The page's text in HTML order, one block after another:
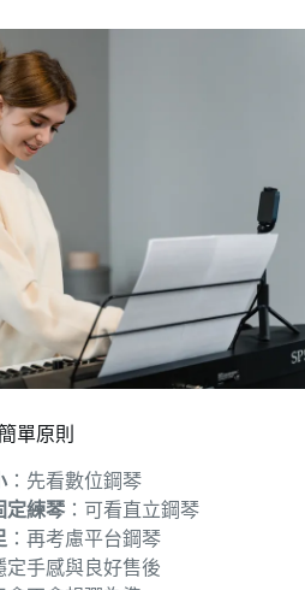
單原則
：先看數位鋼琴
定練琴 ：可看直立鋼琴
：再考慮平台鋼琴
定手感與良好售後